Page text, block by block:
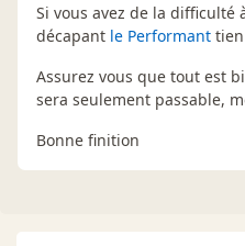
Si vous avez de la difficulté
décapant le Performant
Assurez vous que tout est
sera seulement passable,
Bonne finition